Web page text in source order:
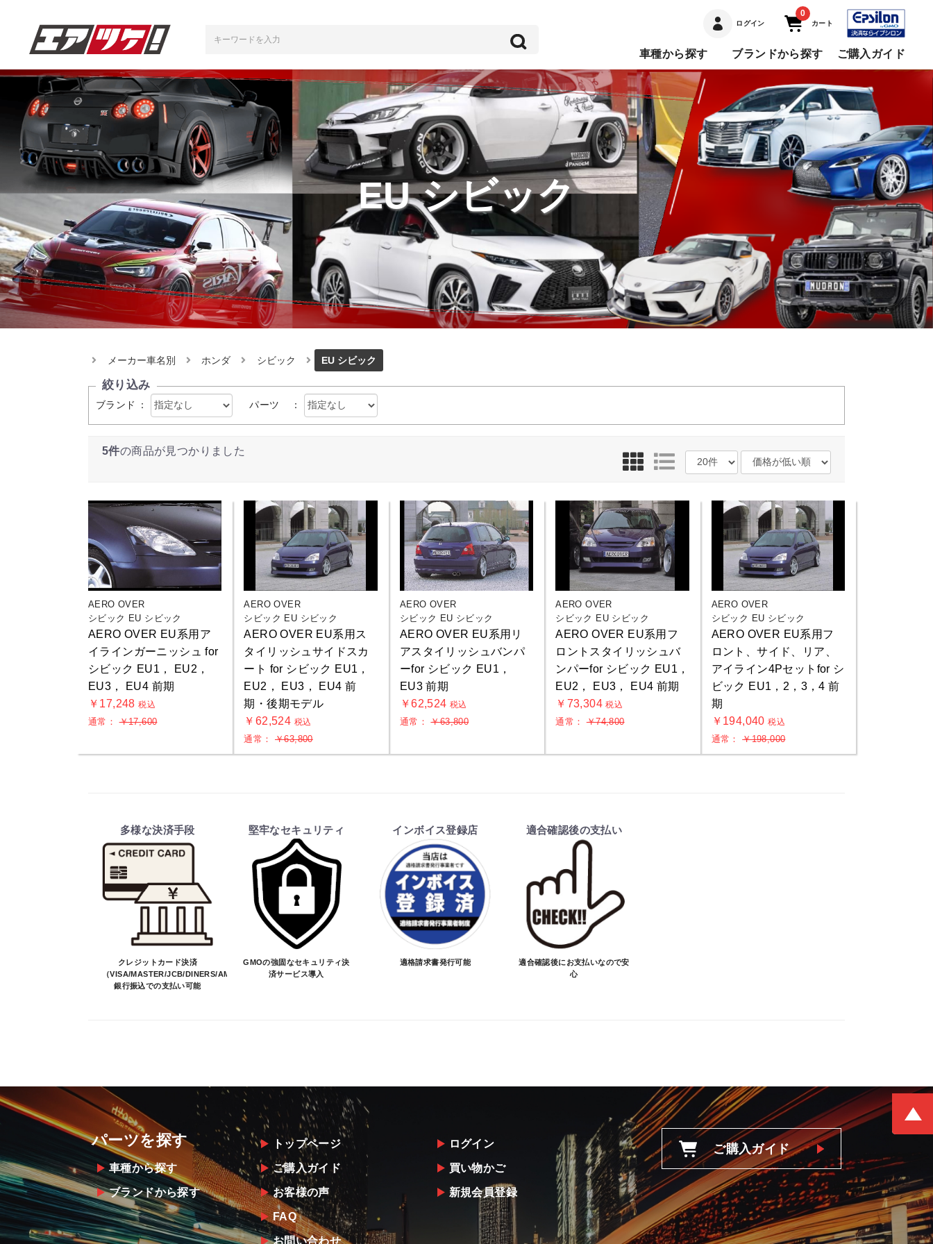
ログイン
0
カート
車種から探す ブランドから探す ご購入ガイド
EU シビック
メーカー車名別 ホンダ シビック EU シビック
絞り込み
ブランド ： パーツ ：
5件の商品が見つかりました
AERO OVER
シビック EU シビック
AERO OVER EU系用ア
イラインガーニッシュ for
シビック EU1， EU2，
EU3， EU4 前期
￥17,248税込
通常：￥17,600
AERO OVER
シビック EU シビック
AERO OVER EU系用ス
タイリッシュサイドスカ
ート for シビック EU1，
EU2， EU3， EU4 前
期・後期モデル
￥62,524 税込
通常： ￥63,800
AERO OVER
シビック EU シビック
AERO OVER EU系用リ
アスタイリッシュバンパ
ーfor シビック EU1，
EU3 前期
￥62,524 税込
通常：￥63,800
AERO OVER
シビック EU シビック
AERO OVER EU系用フ
ロントスタイリッシュバ
ンパーfor シビック EU1，
EU2， EU3， EU4 前期
￥73,304税込
通常：￥74,800
AERO OVER
シビック EU シビック
AERO OVER EU系用フ
ロント、サイド、リア、
アイライン4Pセットfor シ
ビック EU1，2，3，4 前
期
￥194,040税込
通常：￥198,000
多様な決済手段
クレジットカード決済
（VISA/MASTER/JCB/DINERS/AMEX）、
銀行振込での支払い可能
堅牢なセキュリティ
GMOの強固なセキュリティ決
済サービス導入
インボイス登録店
適格請求書発行可能
適合確認後の支払い
適合確認後にお支払いなので安
心
パーツを探す
車種から探す
ブランドから探す
トップページ
ご購入ガイド
お客様の声
FAQ
お問い合わせ
ログイン
買い物かご
新規会員登録
ご購入ガイド